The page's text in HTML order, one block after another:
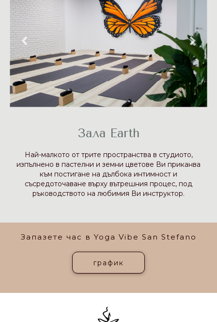
Зала Earth
Най-малкото от трите пространства в студиото,
изпълнено в пастелни и земни цветове Ви приканва
към постигане на дълбока интимност и
съсредоточаване върху вътрешния процес, под
ръководството на любимия Ви инструктор.
Запазете час в Yoga Vibe San Stefano
график